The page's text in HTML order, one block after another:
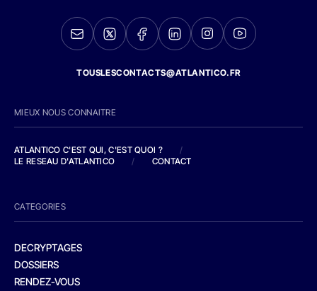
TOUSLESCONTACTS@ATLANTICO.FR
MIEUX NOUS CONNAITRE
ATLANTICO C'EST QUI, C'EST QUOI ?
/
LE RESEAU D'ATLANTICO
/ CONTACT
CATEGORIES
DECRYPTAGES
DOSSIERS
RENDEZ-VOUS